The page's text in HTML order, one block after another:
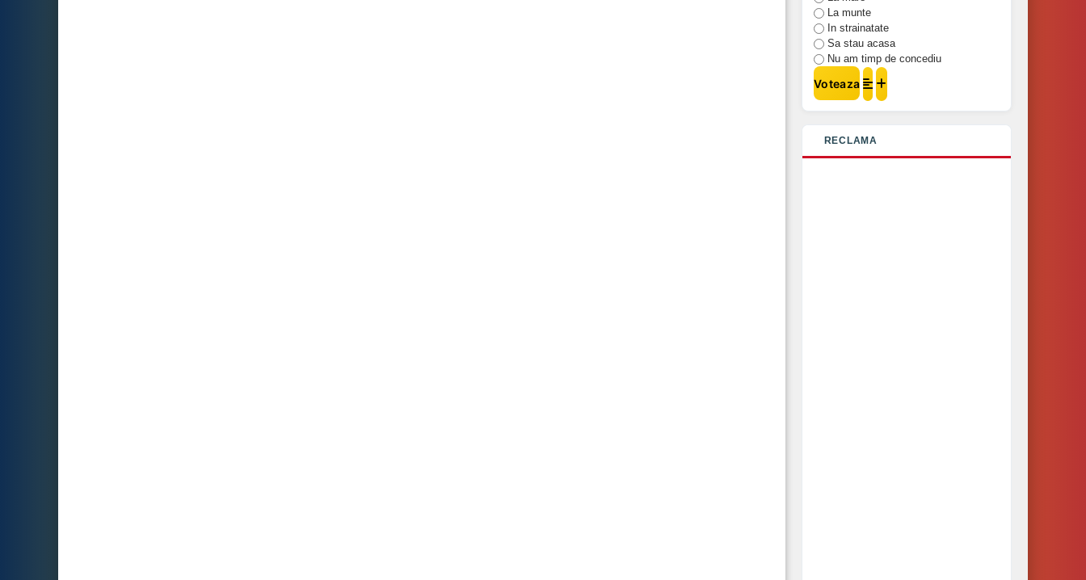
La munte
In strainatate
Sa stau acasa
Nu am timp de concediu
Voteaza
RECLAMA